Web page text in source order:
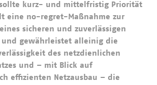
kurz- und mittelfristig Priorität
eine no-regret-Maßnahme zur
sicheren und zuverlässigen
und gewährleistet alleinig die
des netzdienlichen
und – mit Blick auf
effizienten Netzausbau – die